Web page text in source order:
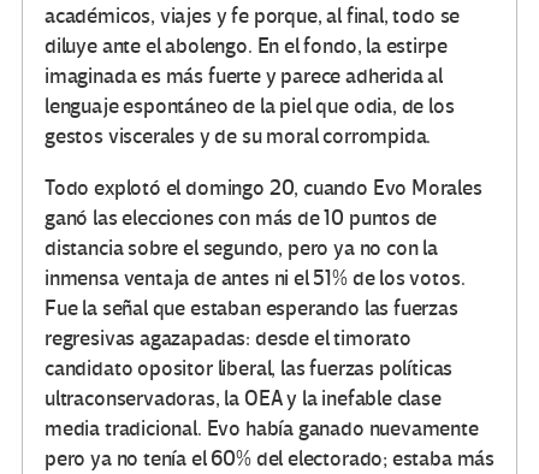
académicos, viajes y fe porque, al final, todo se
diluye ante el abolengo. En el fondo, la estirpe
imaginada es más fuerte y parece adherida al
lenguaje espontáneo de la piel que odia, de los
gestos viscerales y de su moral corrompida.
Todo explotó el domingo 20, cuando Evo Morales
ganó las elecciones con más de 10 puntos de
distancia sobre el segundo, pero ya no con la
inmensa ventaja de antes ni el 51% de los votos.
Fue la señal que estaban esperando las fuerzas
regresivas agazapadas: desde el timorato
candidato opositor liberal, las fuerzas políticas
ultraconservadoras, la OEA y la inefable clase
media tradicional. Evo había ganado nuevamente
pero ya no tenía el 60% del electorado; estaba más